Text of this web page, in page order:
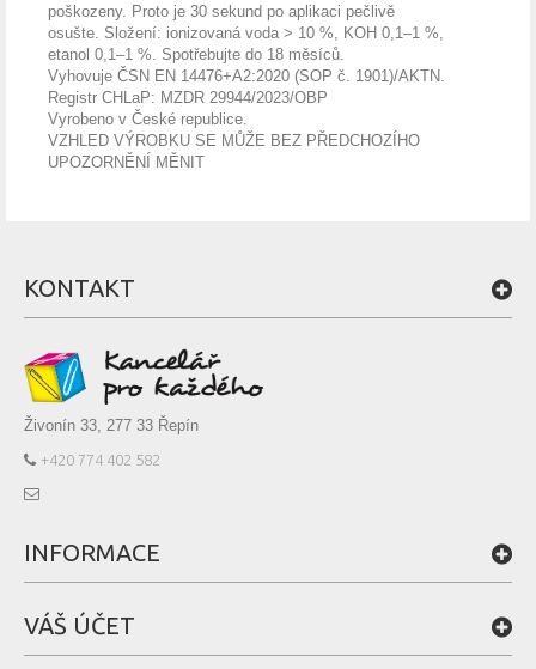
poškozeny. Proto je 30 sekund po aplikaci pečlivě
osušte. Složení: ionizovaná voda > 10 %, KOH 0,1–1 %,
etanol 0,1–1 %. Spotřebujte do 18 měsíců.
Vyhovuje ČSN EN 14476+A2:2020 (SOP č. 1901)/AKTN.
Registr CHLaP: MZDR 29944/2023/OBP
Vyrobeno v České republice.
VZHLED VÝROBKU SE MŮŽE BEZ PŘEDCHOZÍHO
UPOZORNĚNÍ MĚNIT
KONTAKT
Živonín 33, 277 33 Řepín
+420 774 402 582
INFORMACE
VÁŠ ÚČET